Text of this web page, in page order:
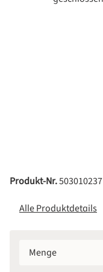
Produkt-Nr.503010237
Alle Produktdetails
Menge